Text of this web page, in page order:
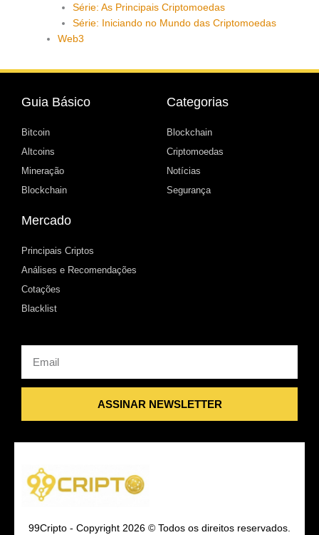
Série: As Principais Criptomoedas
Série: Iniciando no Mundo das Criptomoedas
Web3
Guia Básico
Bitcoin
Altcoins
Mineração
Blockchain
Categorias
Blockchain
Criptomoedas
Notícias
Segurança
Mercado
Principais Criptos
Análises e Recomendações
Cotações
Blacklist
ASSINAR NEWSLETTER
99Cripto - Copyright 2026 © Todos os direitos reservados.